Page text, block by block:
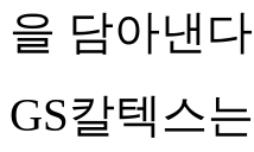
을 담아낸
GS칼텍스